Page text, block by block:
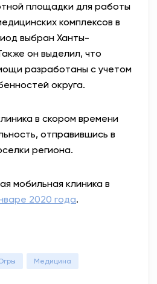
площадки для работы
комплексов в
выбран Ханты-
он выделил, что
разработаны с учетом
округа.
в скором времени
отправившись в
региона.
мобильная клиника в
2020 года.
Медицина